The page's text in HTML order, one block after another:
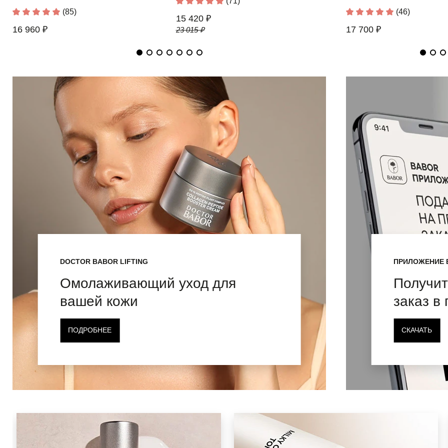
(85)
16 960 ₽
15 420 ₽
23 015 ₽
(12)
6 630 ₽
(46)
17 700 ₽
DOCTOR BABOR LIFTING
Омолаживающий уход для
вашей кожи
ПОДРОБНЕЕ
ПРИЛОЖЕНИЕ
заказ в
СКАЧАТЬ